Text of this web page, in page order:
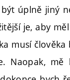
úplně jiný
je, aby
musí
Naopak, mě